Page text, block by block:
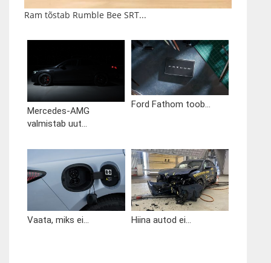
Ram tõstab Rumble Bee SRT...
Mercedes-AMG
valmistab uut...
Ford Fathom toob...
Vaata, miks ei... Hiina autod ei...